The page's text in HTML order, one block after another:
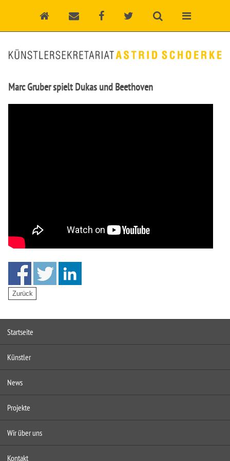
Marc Gruber spielt Dukas und Beethoven
Startseite
Künstler
News
Projekte
Wir über uns
Kontakt